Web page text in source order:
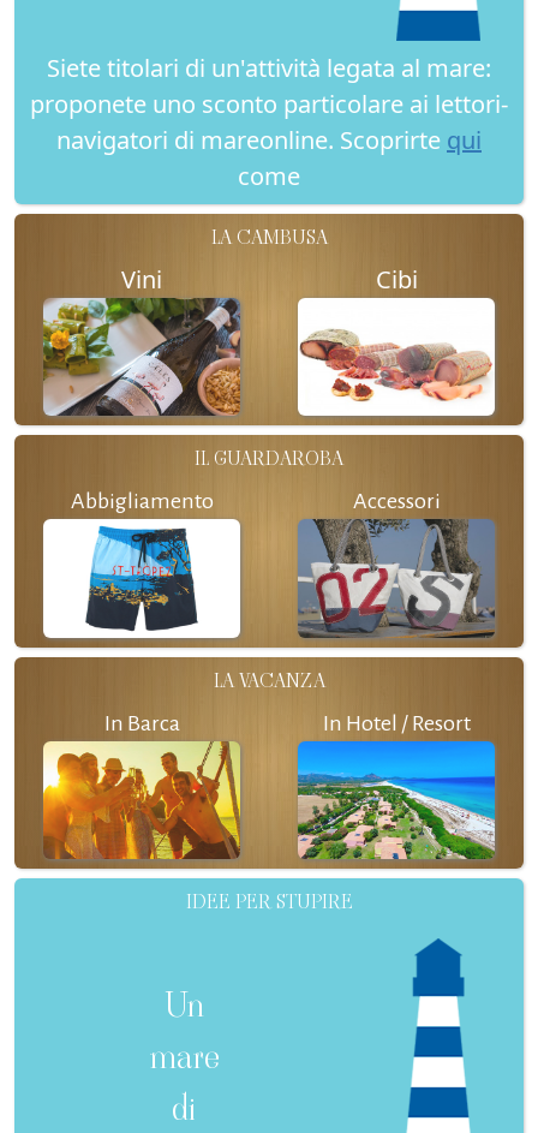
Siete titolari di un'attività legata al mare:
proponete uno sconto particolare ai lettori-
navigatori di mareonline. Scoprirte qui
come
LA CAMBUSA
Vini Cibi
IL GUARDAROBA
Abbigliamento Accessori
LA VACANZA
In Barca In Hotel / Resort
IDEE PER STUPIRE
Un
mare
di